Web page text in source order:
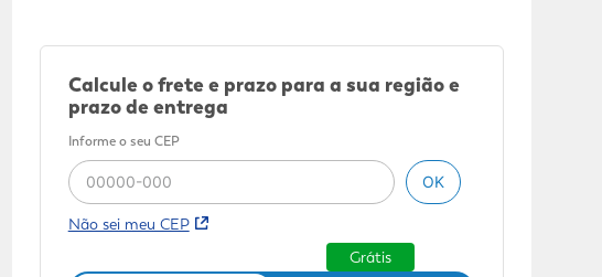
Calcule o frete e prazo para a sua região e
prazo de entrega
Informe o seu CEP
OK
Não sei meu CEP
Grátis